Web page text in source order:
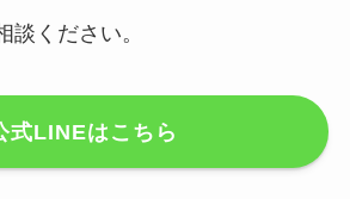
談ください。
式LINEはこちら